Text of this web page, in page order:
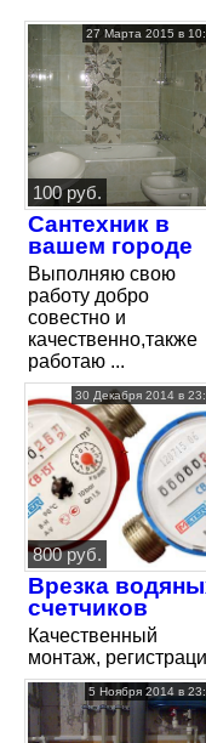
27 Марта 2015 в
100 руб.
Сантехник в
вашем городе
Выполняю свою
работу добро
совестно и
качественно,также
работаю ...
30 Декабря 2014 в
800 руб.
Врезка
счетчиков
Качественный
монтаж,
5 Ноября 2014 в